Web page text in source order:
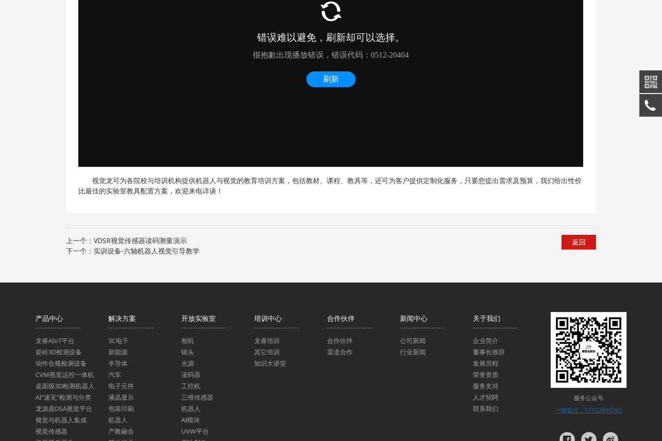
视觉龙可为各院校与培训机构提供机器人与视觉的教育培训方案，包括教材、课程、教具等，还可为客户提供定制化服务， 只要您提出需求及预算，我们给出性价
比最佳的实验室教具配置方案，欢迎来电详谈！
上一个：VDSR视觉传感器读码测量演示
下一个： 实训设备-六轴机器人视觉引导教学
返回
产品中心
龙睿AIoT平台
瓷砖3D检测设备
动作合规检测设备
CVM视觉运控一体机
桌面级3D检测机器人
AI“速见”检测与分类
龙源鼎DSA视觉平台
视觉与机器人集成
视觉传感器
解决方案
3C电子
新能源
半导体
汽车
电子元件
液晶显示
包装印刷
机器人
产教融合
开放实验室
相机
镜头
光源
读码器
工控机
三维传感器
机器人
AI模块
UVW平台
培训中心
龙睿培训
其它培训
知识大讲堂
合作伙伴
合作伙伴
渠道合作
新闻中心
公司新闻
行业新闻
关于我们
企业简介
董事长致辞
发展历程
荣誉资质
服务支持
人才招聘
联系我们
服务公众号
一键拨打：17722696701